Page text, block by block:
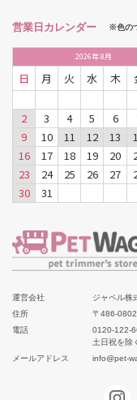
営業日カレンダー ※色の
2026年8月
日 月 火 水 木
2
3 4 5 6
9
10 11 12 13
16
17 18 19 20
23
24 25 26 27
30
31
運営会社
ジャペル株
住所
〒486-
電話
0120-122-
土日祝を
メールアドレス
info@pet-